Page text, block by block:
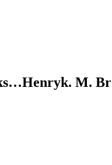
M.